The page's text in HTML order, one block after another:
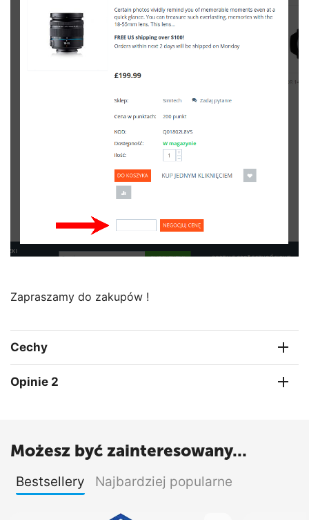
Zapraszamy do zakupów !
Cechy
Opinie 2
Możesz być zainteresowany...
Bestsellery Najbardziej popularne